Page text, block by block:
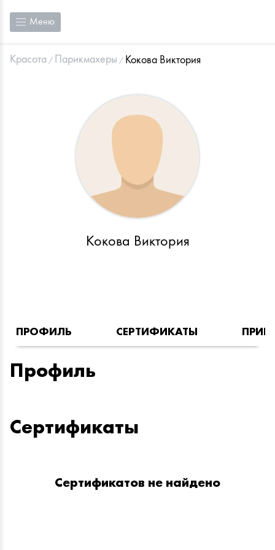
Меню
Красота Парикмахеры Кокова Виктория
Кокова Виктория
ПРОФИЛЬ СЕРТИФИКАТЫ
Профиль
Сертификаты
Сертификатов не найдено